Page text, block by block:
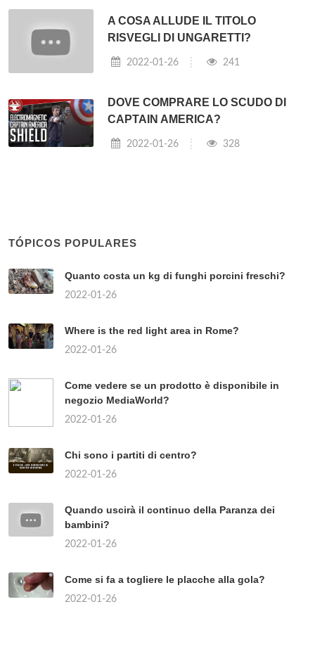
A COSA ALLUDE IL TITOLO
RISVEGLI DI UNGARETTI?
2022-01-26 241
DOVE COMPRARE LO SCUDO DI
CAPTAIN AMERICA?
2022-01-26 328
TÓPICOS POPULARES
Quanto costa un kg di funghi porcini freschi?
2022-01-26
Where is the red light area in Rome?
2022-01-26
Come vedere se un prodotto è disponibile in
negozio MediaWorld?
2022-01-26
Chi sono i partiti di centro?
2022-01-26
Quando uscirà il continuo della Paranza dei
bambini?
2022-01-26
Come si fa a togliere le placche alla gola?
2022-01-26